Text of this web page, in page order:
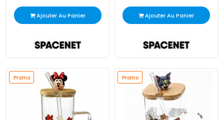
Ajouter Au Panier Ajouter Au Panier
Promo Promo